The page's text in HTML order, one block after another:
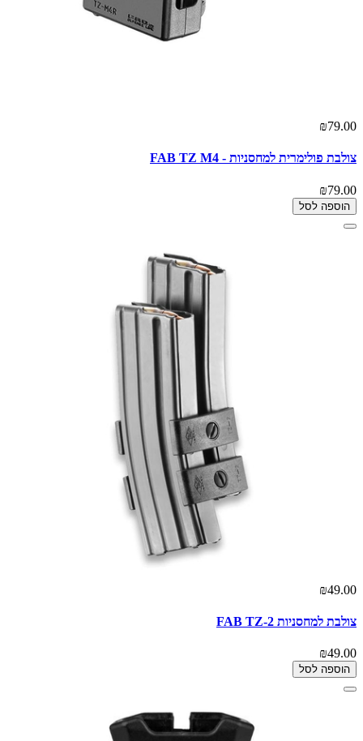
₪79.00
צולבת פולימרית למחסניות - FAB TZ M4
₪79.00
הוספה לסל
₪49.00
צולבת למחסניות FAB TZ-2
₪49.00
הוספה לסל